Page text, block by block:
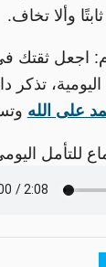
وألا تخاف.
اجعل ثقتك
تذكر
على الله
للتأمل